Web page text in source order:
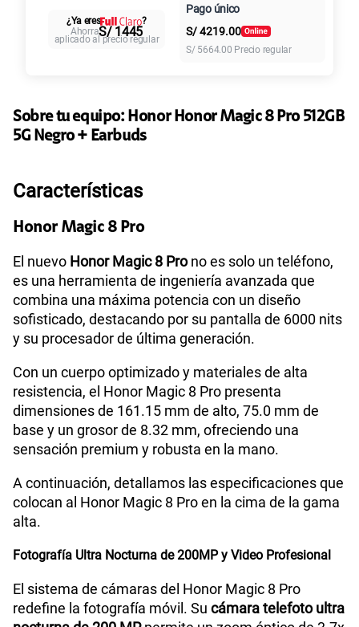
Paga solo
125GBen alta velocidad
S/
Paga solo
Paga solo
175GB en alta velocidad
S/159.90
Paga solo
185GBen alta velocidad
Paga solo
200GBen alta velocidad
S/289.90
Ver menos planes
Al contado Cuotas Claro
intereses
¿Ya eres
?
AhorraS/ 1445
aplicado al precio regular
Pago único
S/4219.00
S/ 5664.00 Precio regular
Sobre tu equipo: Honor Honor Magic 8 Pro 512GB
5G Negro + Earbuds
Características
Honor Magic 8 Pro
El nuevo Honor Magic 8 Prono es solo un teléfono,
es una herramienta de ingeniería avanzada que
combina una máxima potencia con un diseño
sofisticado, destacando por su pantalla de 6000 nits
y su procesador de última generación.
Con un cuerpo optimizado y materiales de alta
resistencia, el Honor Magic 8 Pro presenta
dimensiones de 161.15 mm de alto, 75.0 mm de
base y un grosor de 8.32 mm, ofreciendo una
sensación premium y robusta en la mano.
A continuación, detallamos las especificaciones que
colocan al Honor Magic 8 Pro en la cima de la gama
alta.
Fotografía Ultra Nocturna de 200MP y Video Profesional
El sistema de cámaras del Honor Magic 8 Pro
redefine la fotografía móvil. Su cámara telefoto ultra